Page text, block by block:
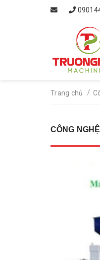
Trang chủ /
CÔNG